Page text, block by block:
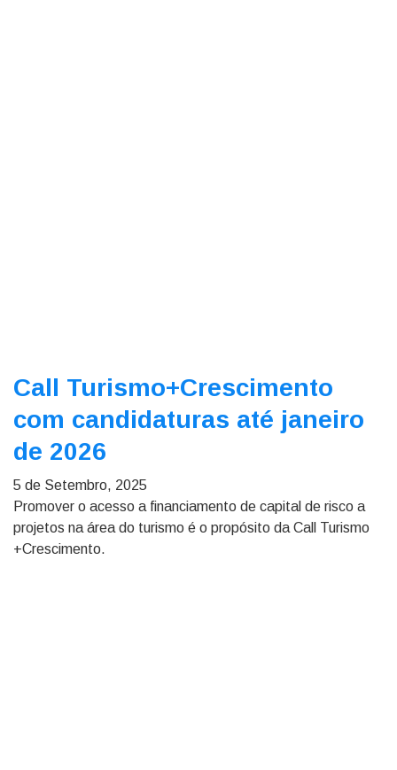
Call Turismo+Crescimento
com candidaturas até janeiro
de 2026
5 de Setembro, 2025
Promover o acesso a financiamento de capital de risco a
projetos na área do turismo é o propósito da Call Turismo
+Crescimento.